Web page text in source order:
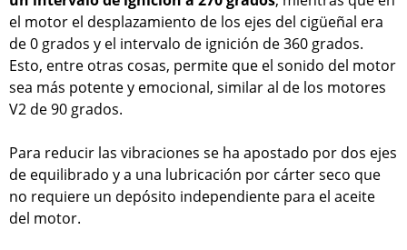
el motor el desplazamiento de los ejes del cigüeñal era
de 0 grados y el intervalo de ignición de 360 grados.
Esto, entre otras cosas, permite que el sonido del motor
sea más potente y emocional, similar al de los motores
V2 de 90 grados.
Para reducir las vibraciones se ha apostado por dos ejes
de equilibrado y a una lubricación por cárter seco que
no requiere un depósito independiente para el aceite
del motor.